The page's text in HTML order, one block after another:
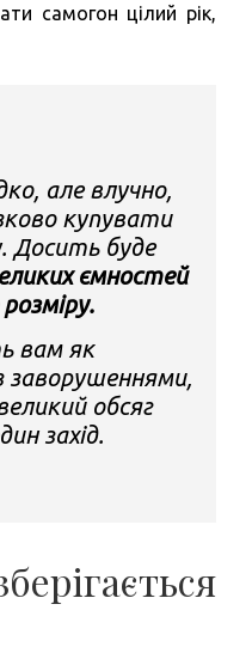
самогон цілий рік,
але влучно,
купувати
Досить буде
ємностей
вам як
заворушеннями,
обсяг
захід.